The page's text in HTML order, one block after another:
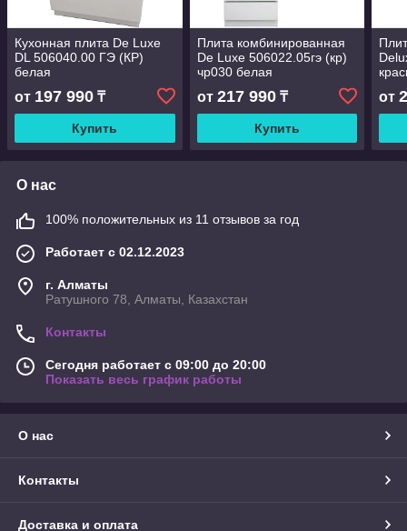
Кухонная плита De Luxe
DL 506040.00 ГЭ (КР)
белая
от 197 990 ₸
Купить
Плита комбинированная
De Luxe 506022.05гэ (кр)
чр030 белая
от 217 990₸
Купить
от
О нас
100% положительных из 11 отзывов за год
Работает с 02.12.2023
г. Алматы
Ратушного 78, Алматы, Казахстан
Контакты
Сегодня работает с 09:00 до 20:00
Показать весь график работы
О нас
Контакты
Доставка и оплата